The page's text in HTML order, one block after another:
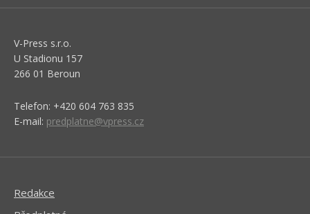
V-Press s.r.o.
U Stadionu 157
266 01 Beroun
Telefon: +420 604 763 835
E-mail: predplatne@vpress.cz
Redakce